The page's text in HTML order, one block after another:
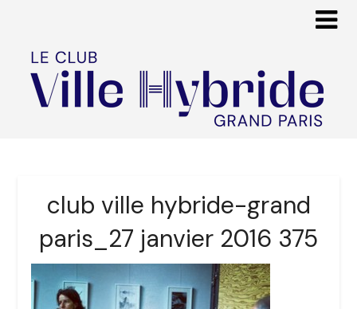
club ville hybride-grand
paris_27 janvier 2016 375